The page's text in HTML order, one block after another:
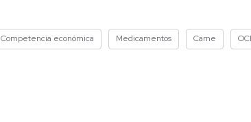
Competencia económica Medicamentos Carne